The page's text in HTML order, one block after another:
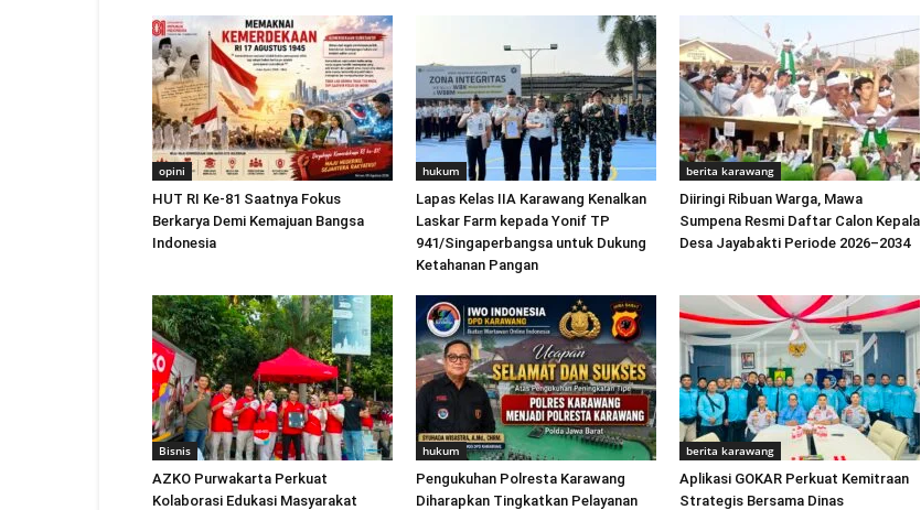
opini
HUT RI Ke-81 Saatnya Fokus
Berkarya Demi Kemajuan Bangsa
Indonesia
hukum
Lapas Kelas IIA Karawang Kenalkan
Laskar Farm kepada Yonif TP
941/Singaperbangsa untuk Dukung
Ketahanan Pangan
berita karawang
Diiringi Ribuan Warga, Mawa
Sumpena Resmi Daftar Calon Kepala
Desa Jayabakti Periode 2026–2034
Bisnis
AZKO Purwakarta Perkuat
Kolaborasi Edukasi Masyarakat
hukum
Pengukuhan Polresta Karawang
Diharapkan Tingkatkan Pelayanan
berita karawang
Aplikasi GOKAR Perkuat Kemitraan
Strategis Bersama Dinas